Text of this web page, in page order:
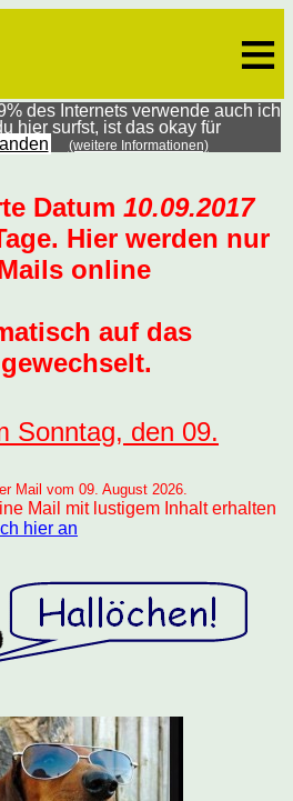
≡
des Internets verwende auch ich
hier surfst, ist das okay für
(weitere Informationen)
Datum 10.09.2017
Hier werden nur
online
auf das
Sonntag, den 09.
Mail vom 09. August 2026.
Mail mit lustigem Inhalt erhalten
hier an